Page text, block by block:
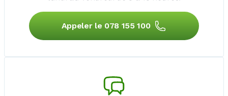
Appeler le 078 155 100